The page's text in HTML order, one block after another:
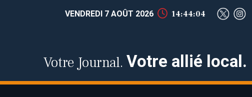
VENDREDI 7 AOÛT 2026 14:44:04
Votre Journal. Votre allié local.